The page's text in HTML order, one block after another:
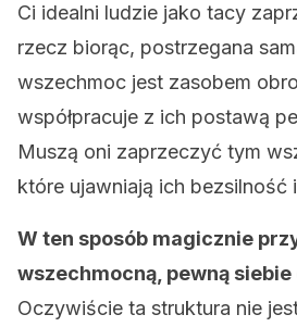
Ci idealni ludzie jako tacy
rzecz biorąc, postrzegana
wszechmoc jest zasobem
współpracuje z ich postawą
Muszą oni zaprzeczyć tym
które ujawniają ich bezsilność
W ten sposób magicznie
wszechmocną, pewną
Oczywiście ta struktura nie